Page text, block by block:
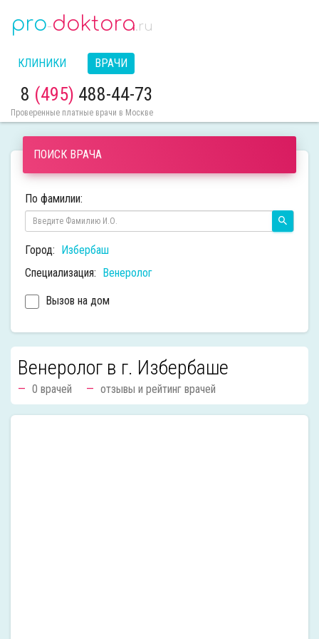
pro-doktora.ru
КЛИНИКИ ВРАЧИ
8 (495) 488-44-73
Проверенные платные врачи в Москве
ПОИСК ВРАЧА
По фамилии:
Город: Избербаш
Специализация: Венеролог
Вызов на дом
Венеролог в г. Избербаше
0 врачей отзывы и рейтинг врачей